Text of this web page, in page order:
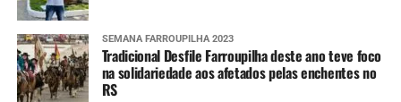
SEMANA FARROUPILHA 2023
Tradicional Desfile Farroupilha deste ano teve foco
na solidariedade aos afetados pelas enchentes no
RS